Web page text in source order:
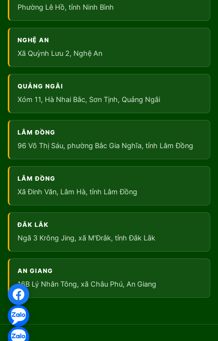
Phường Lê Hồ, tỉnh Ninh Bình
NGHỆ AN
Xã Quỳnh Lưu 2, Nghệ An
QUẢNG NGÃI
Xóm 11, Hà Nhai Bắc, Sơn Tịnh, Quảng Ngãi
LÂM ĐỒNG
96 Võ Thị Sáu, phường Bắc Gia Nghĩa, tỉnh Lâm Đồng
LÂM ĐỒNG
Xã Đinh Văn, Lâm Hà, tỉnh Lâm Đồng
ĐẮK LẮK
Ngã 3 Krông Jing, xã M'Đrắk, tỉnh Đắk Lắk
AN GIANG
16B Lý Nhân Tông, xã Châu Phú, An Giang